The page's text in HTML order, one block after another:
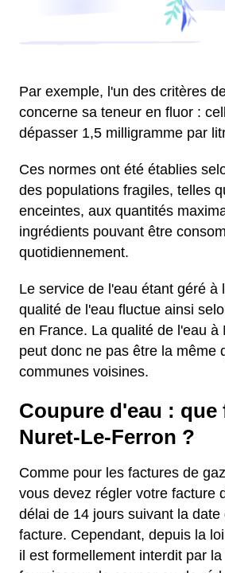
Par exemple, l'un des critères
concerne sa teneur en fluor :
dépasser 1,5 milligramme par
Ces normes ont été établies
des populations fragiles, telles
enceintes, aux quantités
ingrédients pouvant être
quotidiennement.
Le service de l'eau étant géré à
qualité de l'eau fluctue ainsi
en France. La qualité de l'eau à
peut donc ne pas être la même
communes voisines.
Coupure d'eau : que
Nuret-Le-Ferron ?
Comme pour les factures de
vous devez régler votre facture
délai de 14 jours suivant la
facture. Cependant, depuis la
il est formellement interdit par